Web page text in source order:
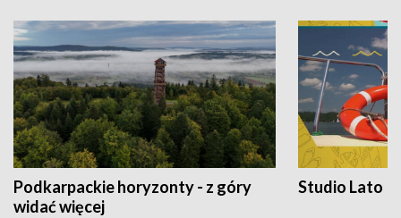
Podkarpackie horyzonty - z góry
widać więcej
Studio Lato